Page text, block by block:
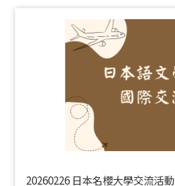
20260226 日本名櫻大學交流活動